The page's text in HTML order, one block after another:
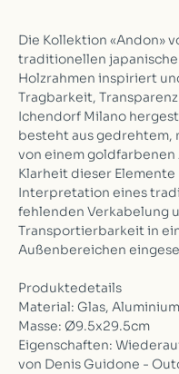
Die Kollektion «Andon»
traditionellen
Holzrahmen inspiriert
Tragbarkeit,
Ichendorf Milano
besteht aus gedrehtem,
von einem
Klarheit dieser
Interpretation eines
fehlenden Verkabelung
Transportierbarkeit in
Außenbereichen
Produktedetails
Material: Glas, Aluminium
Masse: Ø9.5x29.5cm
Eigenschaften:
von Denis Guidone -